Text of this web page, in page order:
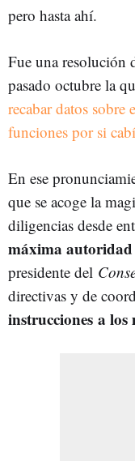
pero hasta ahí.
Fue una resolución
pasado octubre la
recabar datos sobre
funciones por si
En ese
que se acoge la
diligencias desde
máxima
presidente del
directivas y de
instrucciones a los